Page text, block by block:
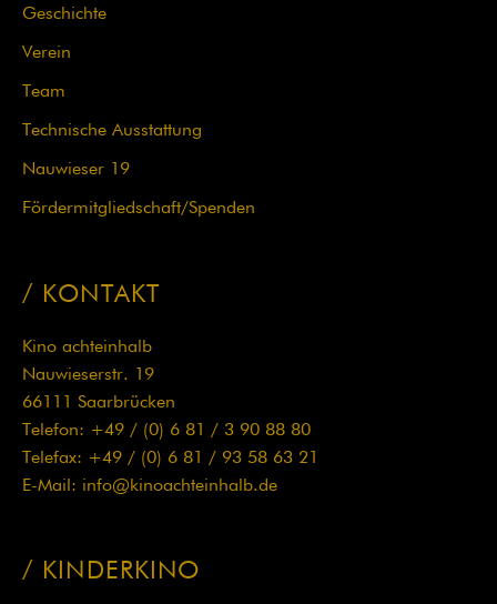
Geschichte
Verein
Team
Technische Ausstattung
Nauwieser 19
Fördermit­glied­schaft/Spenden
KONTAKT
Kino achteinhalb
Nauwieserstr. 19
66111 Saarbrücken
Telefon: +49 / (0) 6 81 / 3 90 88 80
Telefax: +49 / (0) 6 81 / 93 58 63 21
E-Mail: info@kinoachteinhalb.de
Navigation
KINDERKINO